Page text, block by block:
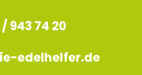
/ 943 74 20
edelhelfer.de